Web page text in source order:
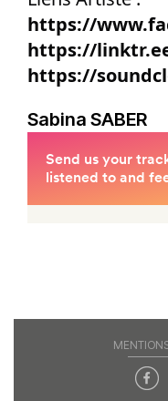
https://
https://
https://
Sabina SABER